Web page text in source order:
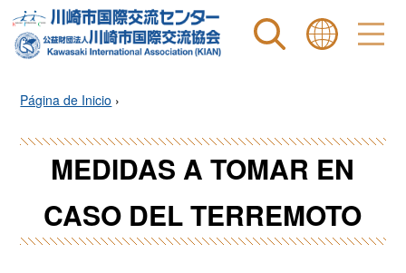
Site search表示言
Página de Inicio ›
MEDIDAS A TOMAR EN
CASO DEL TERREMOTO